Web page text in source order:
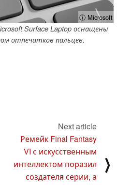
ⓘ Microsoft
Surface Laptop оснащены
отпечатков пальцев.
Next article
Ремейк Final Fantasy
VI с искусственным
интеллектом поразил
создателя серии, а
⟩